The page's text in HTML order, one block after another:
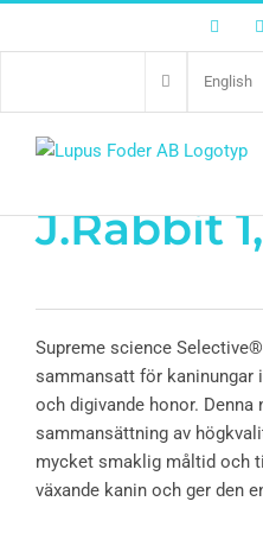
English
Sup
J.Rabbit
Supreme science
sammansatt för kaninungar
och digivande honor.
sammansättning av
mycket smaklig måltid och
växande kanin och ger den